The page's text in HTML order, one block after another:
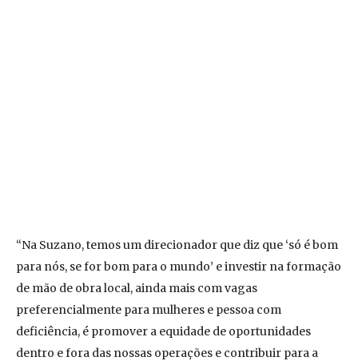
“Na Suzano, temos um direcionador que diz que ‘só é bom
para nós, se for bom para o mundo’ e investir na formação
de mão de obra local, ainda mais com vagas
preferencialmente para mulheres e pessoa com
deficiência, é promover a equidade de oportunidades
dentro e fora das nossas operações e contribuir para a